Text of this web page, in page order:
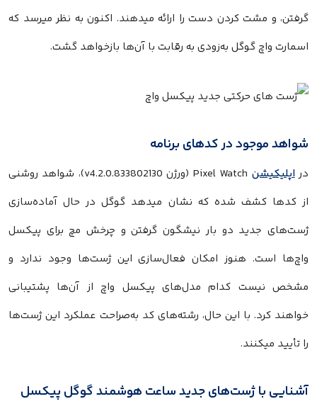
گرفتن، و مشت کردن دست را ارائه میدهند. اکنون به نظر میرسد که
اسمارت واچ گوگل به‌زودی به رقابت با آن‌ها بازخواهد گشت.
شواهد موجود در کدهای برنامه
دراپلیکیشن
Pixel Watch (ورژن v4.2.0.833802130)، شواهد روشنی
از کدها کشف شده که نشان میدهد گوگل در حال آماده‌سازی
ژست‌های جدید دو بار نیشگون گرفتن و چرخش مچ برای پیکسل
واچ‌ها است. هنوز امکان فعال‌سازی این ژست‌ها وجود ندارد و
مشخص نیست کدام مدل‌های پیکسل واچ از آن‌ها پشتیبانی
خواهند کرد. با این حال، رشته‌های کد به‌صراحت عملکرد این ژست‌ها
را تأیید میکنند.
آشنایی با ژست‌های جدید ساعت هوشمند گوگل پیکسل